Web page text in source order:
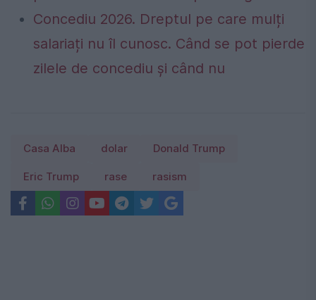
Concediu 2026. Dreptul pe care mulți
salariați nu îl cunosc. Când se pot pierde
zilele de concediu și când nu
Casa Alba dolar Donald Trump
Eric Trump rase rasism